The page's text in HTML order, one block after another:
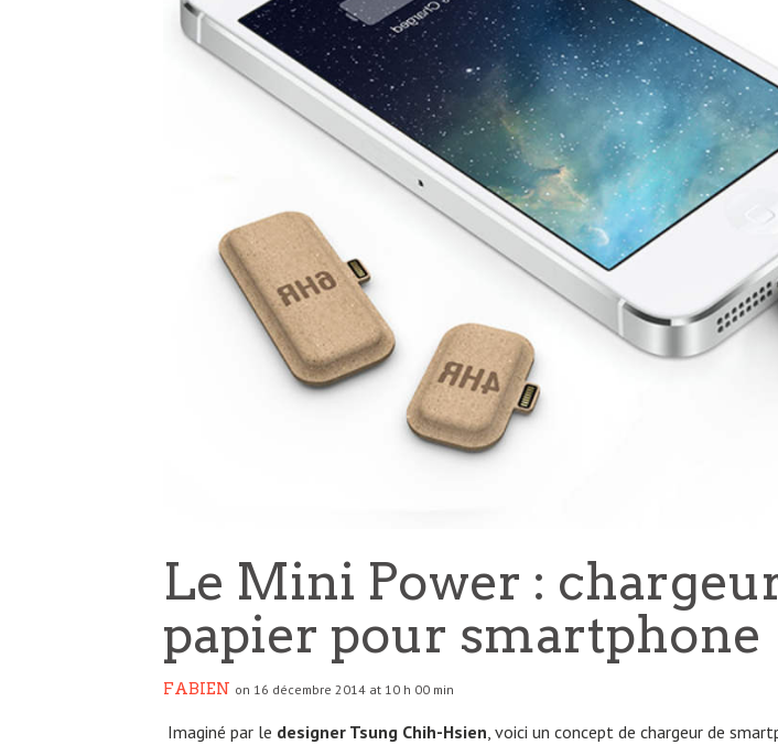
Le Mini Power :
papier pour smartphone
FABIEN on 16 décembre 2014 at 10 h 00 min
Imaginé par le designer Tsung Chih-Hsien , voici un concept de chargeur de